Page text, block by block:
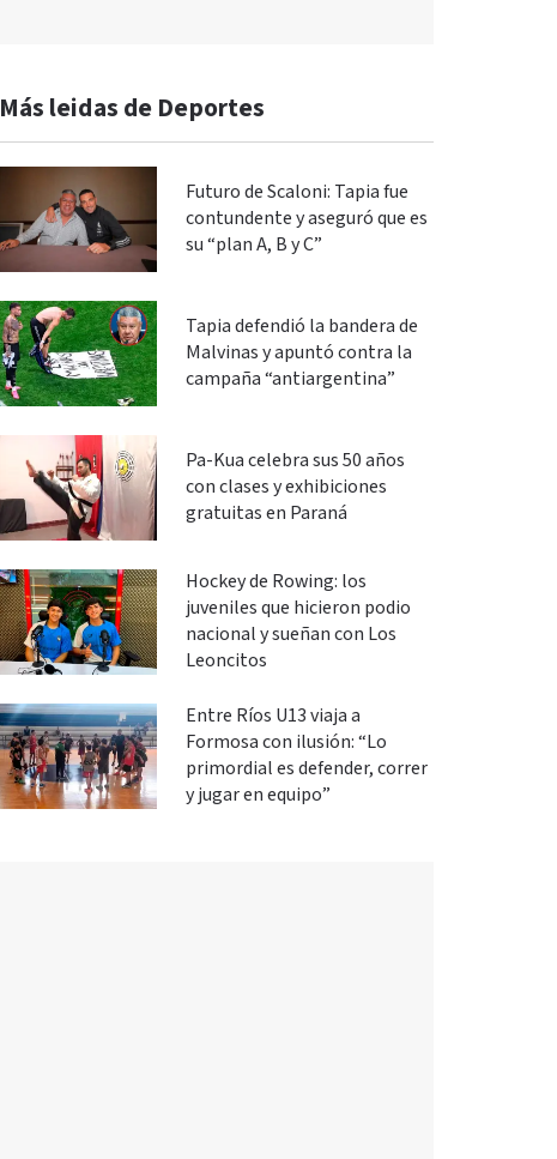
Más leidas de Deportes
Futuro de Scaloni: Tapia fue
contundente y aseguró que es
su “plan A, B y C”
Tapia defendió la bandera de
Malvinas y apuntó contra la
campaña “antiargentina”
Pa-Kua celebra sus 50 años
con clases y exhibiciones
gratuitas en Paraná
Hockey de Rowing: los
juveniles que hicieron podio
nacional y sueñan con Los
Leoncitos
Entre Ríos U13 viaja a
Formosa con ilusión: “Lo
primordial es defender, correr
y jugar en equipo”